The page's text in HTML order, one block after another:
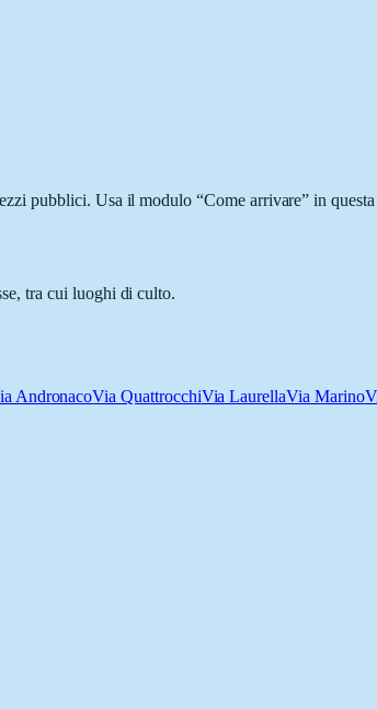
pubblici. Usa il modulo “Come arrivare” in
tra cui luoghi di culto.
AndronacoVia QuattrocchiVia LaurellaVia Marino